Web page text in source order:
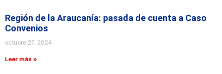
Región de la Araucanía: pasada de cuenta a Caso
Convenios
octubre 27, 2024
Leer más »